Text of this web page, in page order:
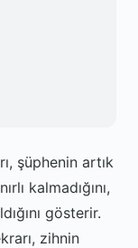
şüphenin artık
kalmadığını,
gösterir.
zihnin